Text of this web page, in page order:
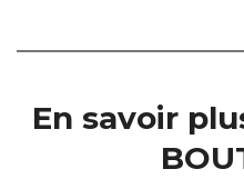
En savoir